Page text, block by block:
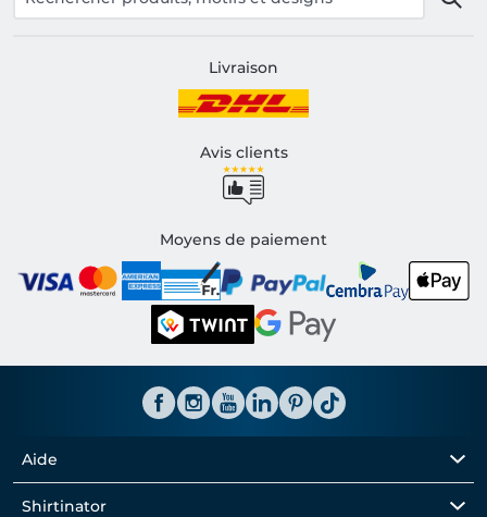
Livraison
Avis clients
Moyens de paiement
Aide
Shirtinator